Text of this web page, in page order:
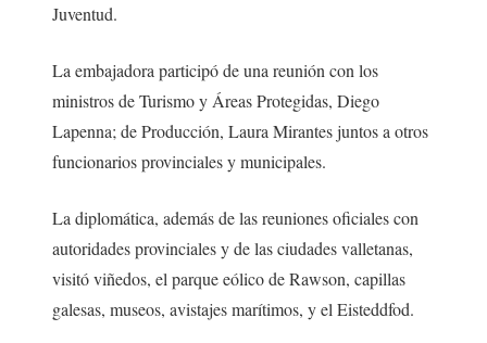
Juventud.
La embajadora participó de una reunión con los
ministros de Turismo y Áreas Protegidas, Diego
Lapenna; de Producción, Laura Mirantes juntos a otros
funcionarios provinciales y municipales.
La diplomática, además de las reuniones oficiales con
autoridades provinciales y de las ciudades valletanas,
visitó viñedos, el parque eólico de Rawson, capillas
galesas, museos, avistajes marítimos, y el Eisteddfod.